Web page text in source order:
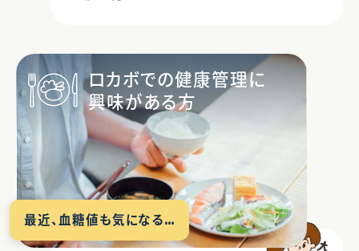
ロカボでの健康管理に
興味がある方
最近、血糖値も気になる…